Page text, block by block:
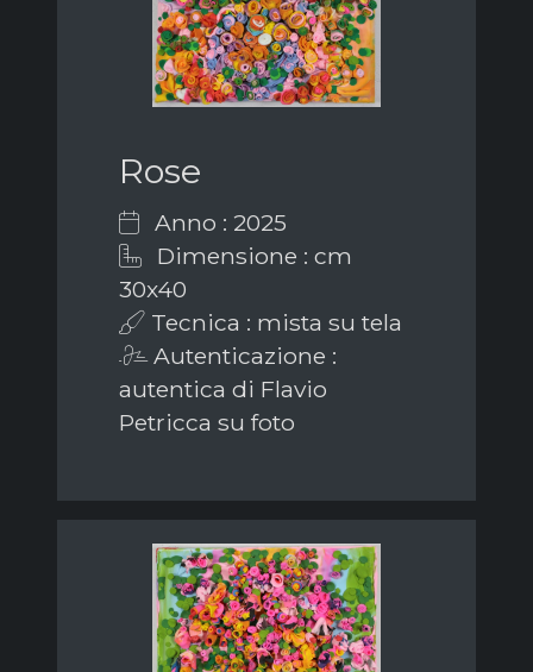
Rose
Anno : 2025
Dimensione : cm
30x40
Tecnica : mista su tela
Autenticazione :
autentica di Flavio
Petricca su foto